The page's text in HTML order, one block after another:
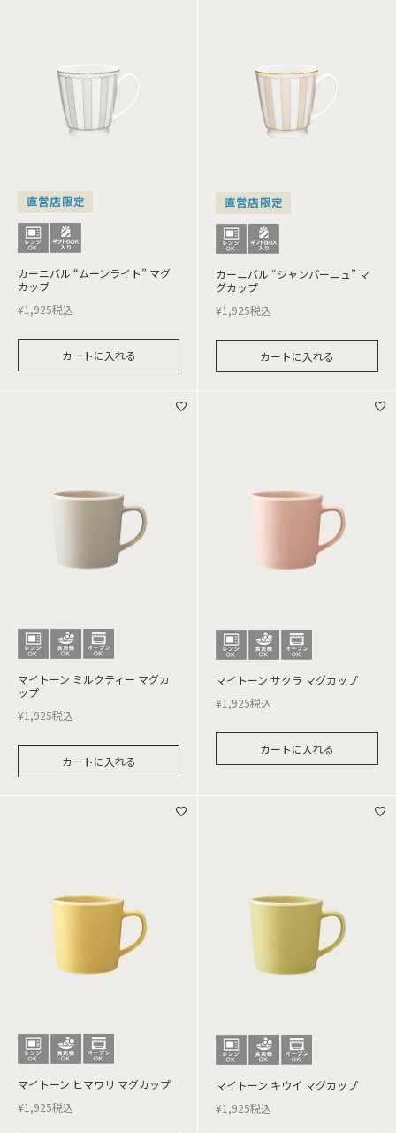
直営店限定
カーニバル “ムーンライト” マグ
カップ
¥1,925税込
カートに入れる
直営店限定
カーニバル “シャンパーニュ” マ
グカップ
¥1,925税込
カートに入れる
マイトーン ミルクティー マグカ
ップ
¥1,925税込
カートに入れる
マイトーン サクラ マグカップ
¥1,925税込
カートに入れる
マイトーン ヒマワリ マグカップ
¥1,925税込
マイトーン キウイ マグカップ
¥1,925税込